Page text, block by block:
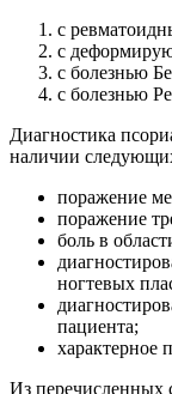
с
с
с болезнью
с болезнью
Диагностика
наличии
поражение
поражение
боль в
ногтевых
пациента;
характерное
Из перечисленных